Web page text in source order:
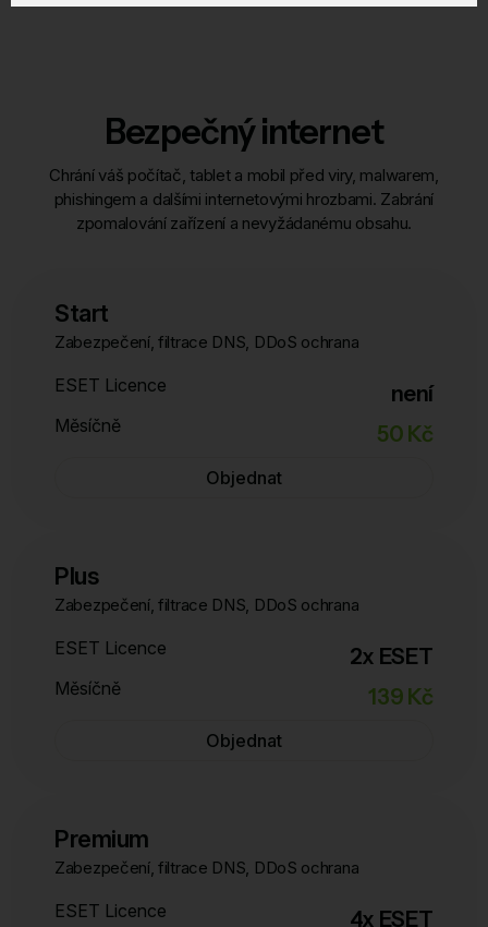
Bezpečný internet
Chrání váš počítač, tablet a mobil před viry, malwarem,
phishingem a dalšími internetovými hrozbami. Zabrání
zpomalování zařízení a nevyžádanému obsahu.
Start
Zabezpečení, filtrace DNS, DDoS ochrana
ESET Licence není
Měsíčně 50 Kč
Objednat
Plus
Zabezpečení, filtrace DNS, DDoS ochrana
ESET Licence 2x ESET
Měsíčně 139 Kč
Objednat
Premium
Zabezpečení, filtrace DNS, DDoS ochrana
ESET Licence 4x ESET